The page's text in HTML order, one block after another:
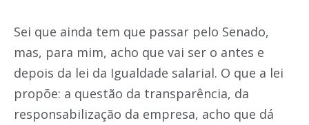
Sei que ainda tem que passar pelo Senado,
mas, para mim, acho que vai ser o antes e
depois da lei da Igualdade salarial. O que a lei
propõe: a questão da transparência, da
responsabilização da empresa, acho que dá